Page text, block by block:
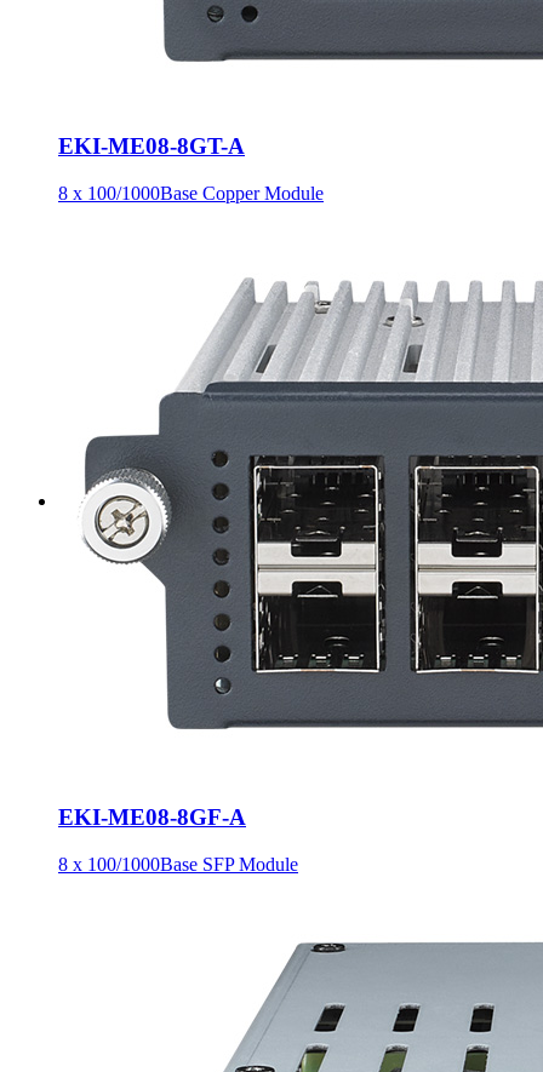
EKI-ME08-8GT-A
8 x 100/1000Base Copper Module
EKI-ME08-8GF-A
8 x 100/1000Base SFP Module